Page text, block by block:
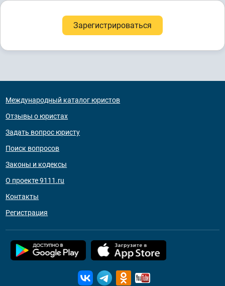
Зарегистрироваться
Международный каталог юристов
Отзывы о юристах
Задать вопрос юристу
Поиск вопросов
Законы и кодексы
О проекте 9111.ru
Контакты
Регистрация